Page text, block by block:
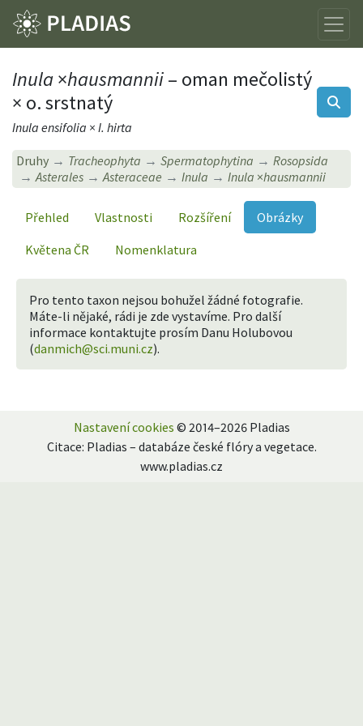
Inula×hausmannii– oman mečolistý
× o. srstnatý
Inula ensifolia × I. hirta
Druhy Tracheophyta Spermatophytina
Rosopsida
Asterales
Asteraceae Inula Inula ×hausmannii
Přehled Vlastnosti Rozšíření
Obrázky
Květena ČR
Nomenklatura
Pro tento taxon nejsou bohužel žádné fotografie.
Máte-li nějaké, rádi je zde vystavíme. Pro další
informace kontaktujte prosím Danu Holubovou
(danmich@sci.muni.cz).
Nastavení cookies © 2014–2026 Pladias
Citace: Pladias – databáze české flóry a vegetace.
www.pladias.cz